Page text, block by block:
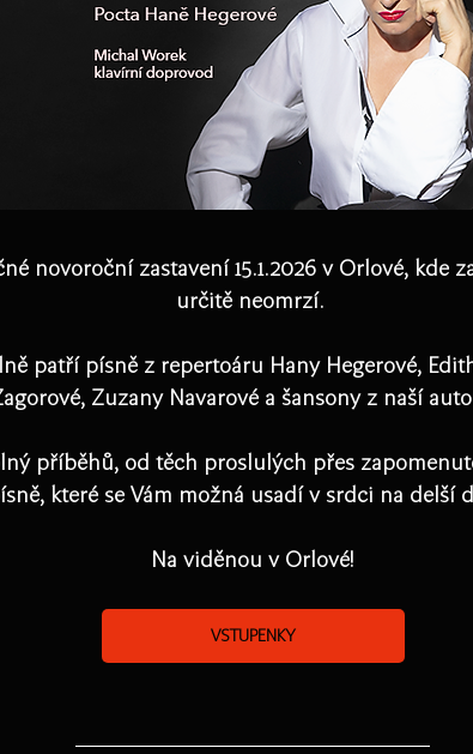
novoroční zastavení 15.1.2026 v Orlové, kde
určitě neomrzí.
patří písně z repertoáru Hany Hegerové,
Zuzany Navarové a šansony z naší
příběhů, od těch proslulých přes
které se Vám možná usadí v srdci na delší
Na viděnou v Orlové!
VSTUPENKY